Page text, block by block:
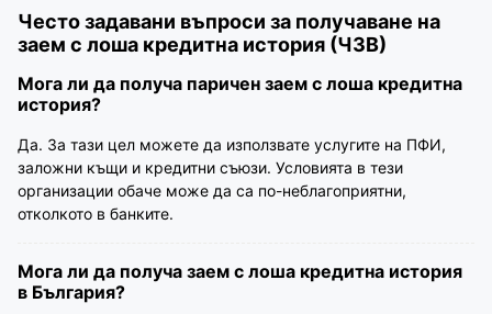
Често задавани въпроси за получаване на
заем с лоша кредитна история (ЧЗВ)
Мога ли да получа паричен заем с лоша кредитна
история?
Да. За тази цел можете да използвате услугите на ПФИ,
заложни къщи и кредитни съюзи. Условията в тези
организации обаче може да са по-неблагоприятни,
отколкото в банките.
Мога ли да получа заем с лоша кредитна история
в България?